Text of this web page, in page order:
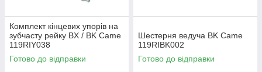
Комплект кінцевих упорів на
зубчасту рейку BX / BK Came
119RIY038
Готово до відправки
Шестерня ведуча BK Came
119RIBK002
Готово до відправки